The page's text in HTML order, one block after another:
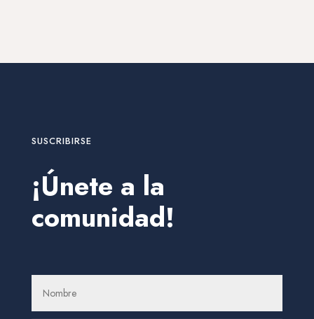
SUSCRIBIRSE
¡Únete a la
comunidad!